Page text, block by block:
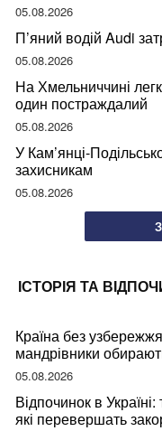
05.08.2026
П’яний водій Audi
05.08.2026
На Хмельниччині
один постраждалий
05.08.2026
У Кам’янці-
захисникам
05.08.2026
ІСТОРІЯ ТА
Країна без
мандрівники
05.08.2026
Відпочинок в
які перевершать